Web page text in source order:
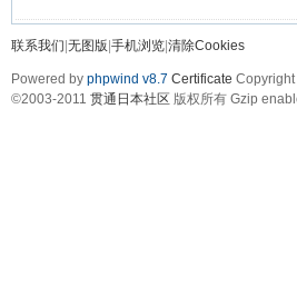
联系我们 无图版 手机浏览 清除Cookies
Powered by phpwind v8.7 Certificate
©2003-2011 贯通日本社区 版权所有 Gzip